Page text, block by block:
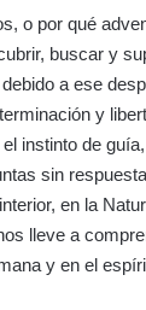
o por qué
buscar y
a ese
y
instinto de
sin
en la
lleve a
y en el